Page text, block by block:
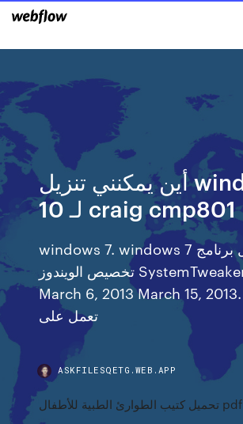
أين يمكنني تنزيل windows
10 لـ craig cmp801
windows 7. windows 7 تحميل برنامج
تخصيص الويندوز SystemTweaker. ashraf
March 6, 2013 March 15, 2013. أداة رائعة
تعمل على
ASKFILESQETG.WEB.APP
تحميل كتيب الطوارئ الطبية للأطفال pdf